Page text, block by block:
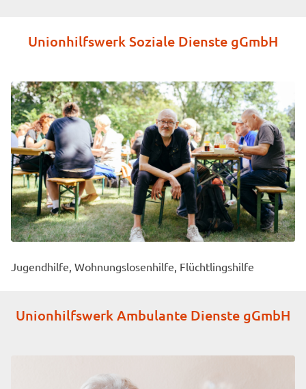
Unionhilfswerk Soziale Dienste gGmbH
Jugendhilfe, Wohnungslosenhilfe, Flüchtlingshilfe
Unionhilfswerk Ambulante Dienste gGmbH